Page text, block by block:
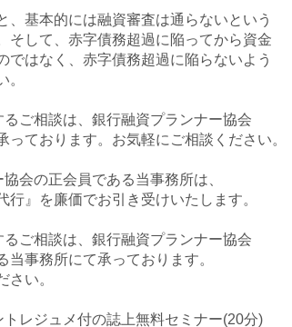
、基本的には融資審査は通らないという
そして、赤字債務超過に陥ってから資金
ではなく、赤字債務超過に陥らないよう
。
ご相談は、銀行融資プランナー協会
ております。お気軽にご相談ください。
会の正会員である当事務所は、
』を廉価でお引き受けいたします。
ご相談は、銀行融資プランナー協会
事務所にて承っております。
い。
レジュメ付の誌上無料セミナー(20分)